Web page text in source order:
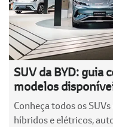
SUV da BYD: guia
modelos
Conheça todos os
híbridos e elétricos,